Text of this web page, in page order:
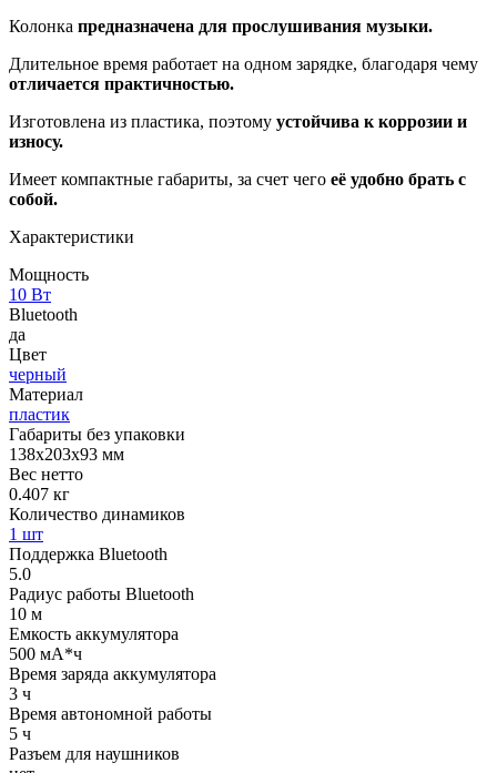
Колонка предназначена для прослушивания музыки.
Длительное время работает на одном зарядке, благодаря чему
отличается практичностью.
Изготовлена из пластика, поэтому устойчива к коррозии и
износу.
Имеет компактные габариты, за счет чего её удобно брать с
собой.
Характеристики
Мощность
10 Вт
Bluetooth
да
Цвет
черный
Материал
пластик
Габариты без упаковки
138х203х93 мм
Вес нетто
0.407 кг
Количество динамиков
1 шт
Поддержка Bluetooth
5.0
Радиус работы Bluetooth
10 м
Емкость аккумулятора
500 мА*ч
Время заряда аккумулятора
3 ч
Время автономной работы
5 ч
Разъем для наушников